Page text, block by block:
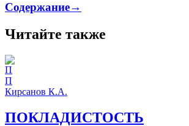
Содержание→
Читайте также
П
Кирсанов К.А.
ПОКЛАДИСТОСТЬ